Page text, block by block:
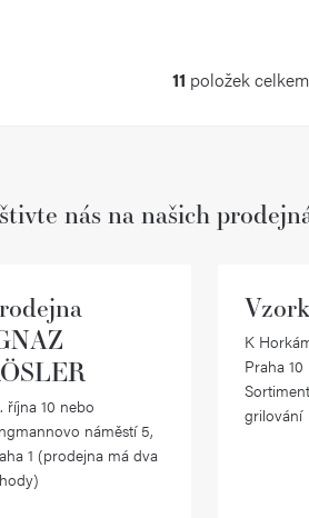
O
á
a
c
í
p
11 položek celkem
nás na našich
října 10 nebo
náměstí 5,
1 (prodejna má dva
K
Praha 10
grilování